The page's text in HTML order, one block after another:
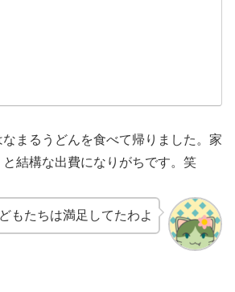
まるうどんを食べて帰りました。家
結構な出費になりがちです。笑
もたちは満足してたわよ